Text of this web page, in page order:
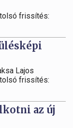
frissítés:
Lajos
frissítés:
az új